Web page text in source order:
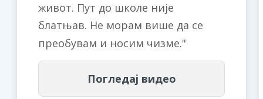
живот. Пут до школе није
блатњав. Не морам више да се
преобувам и носим чизме.
Погледај видео